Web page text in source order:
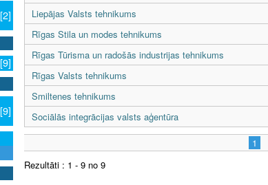
[2]
[9]
[9]
Liepājas Valsts tehnikums
Rīgas Stila un modes tehnikums
Rīgas Tūrisma un radošās industrijas tehnikums
Rīgas Valsts tehnikums
Smiltenes tehnikums
Sociālās integrācijas valsts aģentūra
1
Rezultāti : 1 - 9 no 9